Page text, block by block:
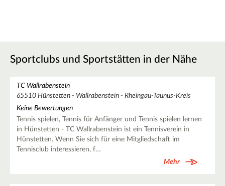
Sportclubs und Sportstätten in der Nähe
TC Wallrabenstein
65510 Hünstetten - Wallrabenstein - Rheingau-Taunus-Kreis
Keine Bewertungen
Tennis spielen, Tennis für Anfänger und Tennis spielen lernen
in Hünstetten - TC Wallrabenstein ist ein Tennisverein in
Hünstetten. Wenn Sie sich für eine Mitgliedschaft im
Tennisclub interessieren, f…
Mehr